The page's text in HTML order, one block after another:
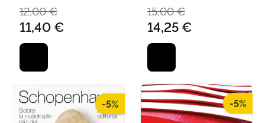
12,00 €
11,40 €
15,00 €
14,25 €
-5% -5%